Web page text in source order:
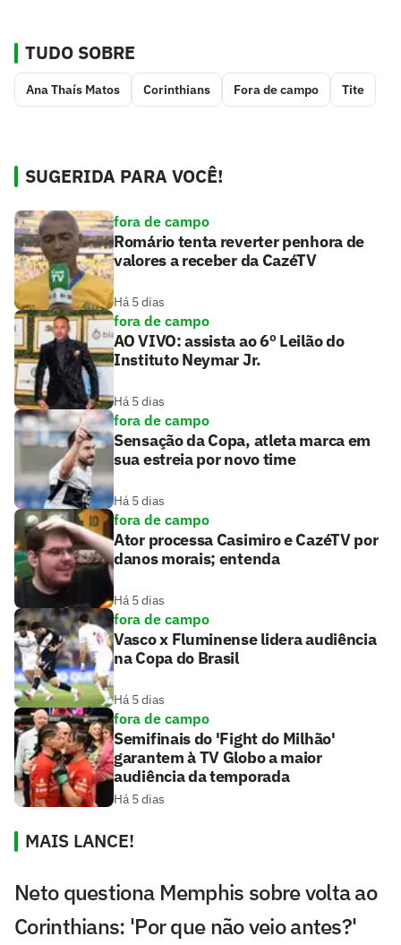
TUDO SOBRE
Ana Thaís Matos Corinthians Fora de campo Tite
SUGERIDA PARA VOCÊ!
fora de campo
Romário tenta reverter penhora de
valores a receber da CazéTV
Há 5 dias
fora de campo
AO VIVO: assista ao 6º Leilão do
Instituto Neymar Jr.
Há 5 dias
fora de campo
Sensação da Copa, atleta marca em
sua estreia por novo time
Há 5 dias
fora de campo
Ator processa Casimiro e CazéTV por
danos morais; entenda
Há 5 dias
fora de campo
Vasco x Fluminense lidera audiência
na Copa do Brasil
Há 5 dias
fora de campo
Semifinais do 'Fight do Milhão'
garantem à TV Globo a maior
audiência da temporada
Há 5 dias
MAIS LANCE!
Neto questiona Memphis sobre volta ao
Corinthians: 'Por que não veio antes?'